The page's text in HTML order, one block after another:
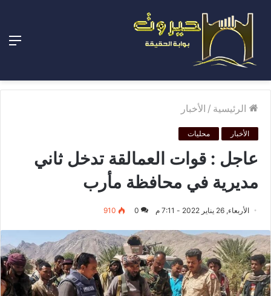
الرئيسية / الأخبار
الأخبار محليات
عاجل : قوات العمالقة تدخل ثاني
مديرية في محافظة مأرب
الأربعاء, 26 يناير 2022 - 7:11 م 0
910